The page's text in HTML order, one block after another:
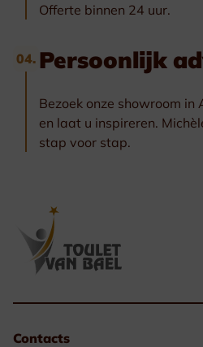
Offerte binnen 24 uur.
04. Persoonlijk
Bezoek onze showroom
en laat u inspireren.
stap voor stap.
Contacts